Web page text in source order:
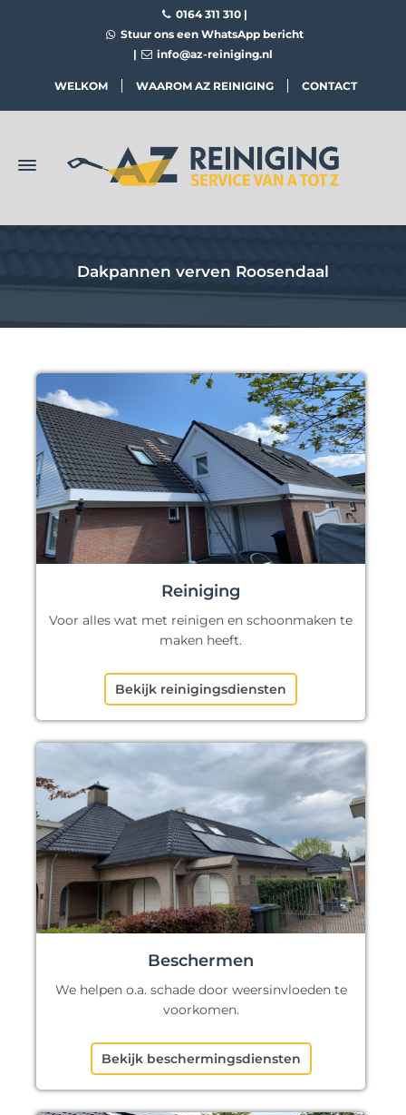
0164 311 310 |
Stuur ons een WhatsApp bericht
|
info@az-reiniging.nl
WELKOM WAAROM AZ REINIGING CONTACT
Dakpannen verven Roosendaal
Reiniging
Voor alles wat met reinigen en schoonmaken te
maken heeft.
Bekijk reinigingsdiensten
Beschermen
We helpen o.a. schade door weersinvloeden te
voorkomen.
Bekijk beschermingsdiensten